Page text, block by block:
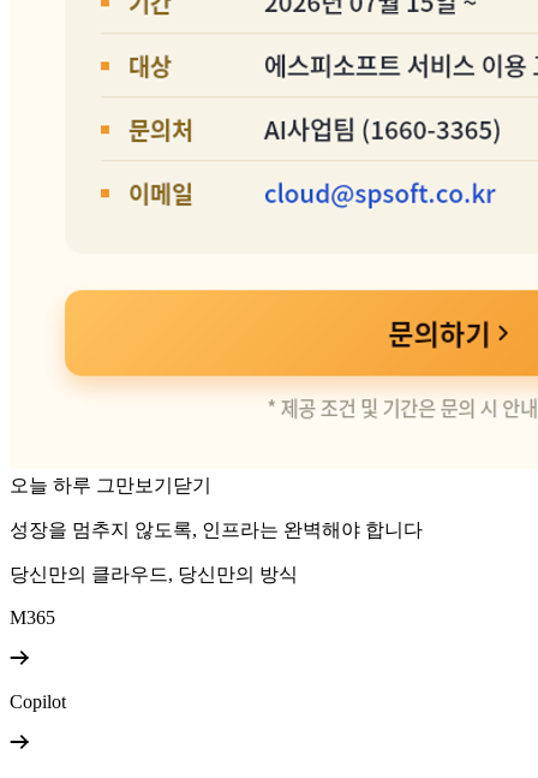
오늘 하루 그만보기 닫기
성장을 멈추지 않도록, 인프라는 완벽해야 합니다
당신만의 클라우드, 당신만의 방식
M365
Copilot